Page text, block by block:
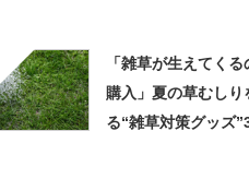
「雑草が生えてく
購入」夏の草むしり
る“雑草対策グッズ